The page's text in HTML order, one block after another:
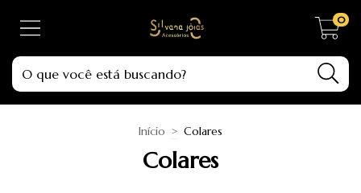
0
Início > Colares
Colares